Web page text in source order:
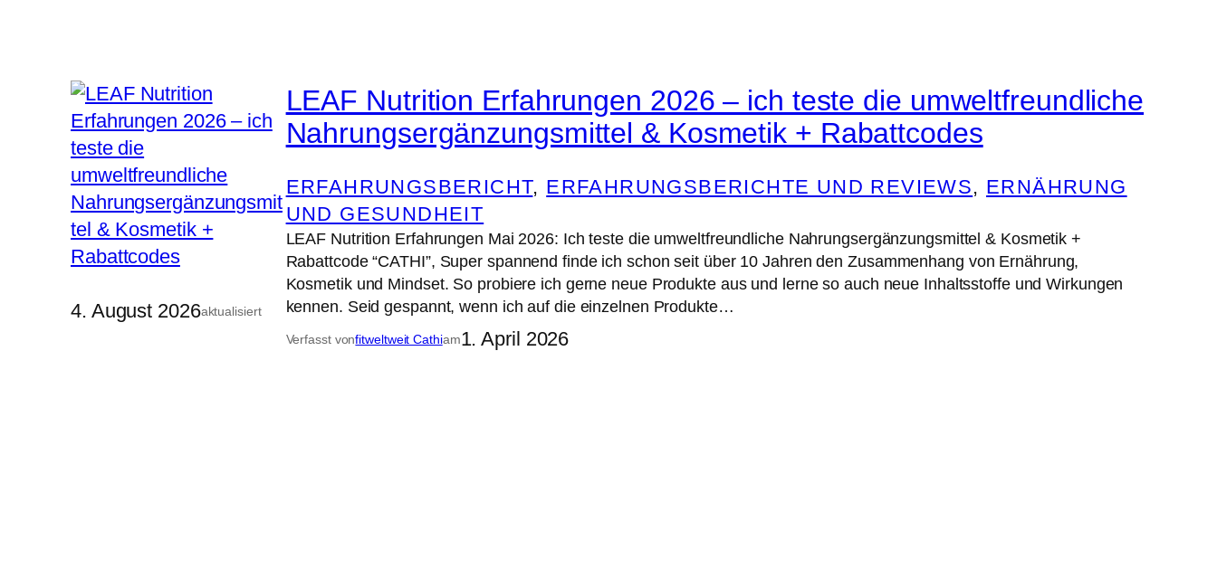
4. August 2026aktualisiert
LEAF Nutrition Erfahrungen 2026 – ich teste die umweltfreundliche
Nahrungsergänzungsmittel & Kosmetik + Rabattcodes
ERFAHRUNGSBERICHT, ERFAHRUNGSBERICHTE UND REVIEWS, ERNÄHRUNG
UND GESUNDHEIT
LEAF Nutrition Erfahrungen Mai 2026: Ich teste die umweltfreundliche Nahrungsergänzungsmittel & Kosmetik +
Rabattcode “CATHI”, Super spannend finde ich schon seit über 10 Jahren den Zusammenhang von Ernährung,
Kosmetik und Mindset. So probiere ich gerne neue Produkte aus und lerne so auch neue Inhaltsstoffe und Wirkungen
kennen. Seid gespannt, wenn ich auf die einzelnen Produkte…
Verfasst vonfitweltweit Cathiam1. April 2026